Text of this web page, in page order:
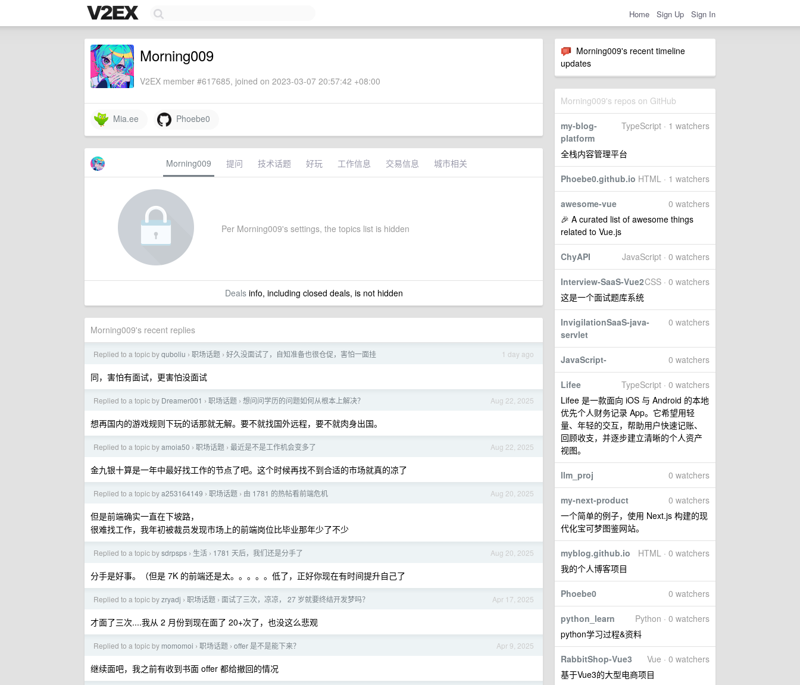
Home Sign Up Sign In
Morning009's recent timeline
updates
Morning009's repos on GitHub
TypeScript · 1 watchers
my-blog-
platform
全栈内容管理平台
HTML · 1 watchers
Phoebe0.github.io
0 watchers
awesome-vue
🎉 A curated list of awesome things
related to Vue.js
JavaScript · 0 watchers
ChyAPI
CSS · 0 watchers
Interview-SaaS-Vue2
这是一个面试题库系统
0 watchers
InvigilationSaaS-java-
servlet
0 watchers
JavaScript-
TypeScript · 0 watchers
Lifee
Lifee 是一款面向 iOS 与 Android 的本地
优先个人财务记录 App。它希望用轻
量、年轻的交互，帮助用户快速记账、
回顾收支，并逐步建立清晰的个人资产
视图。
0 watchers
llm_proj
0 watchers
my-next-product
一个简单的例子，使用 Next.js 构建的现
代化宝可梦图鉴网站。
HTML · 0 watchers
myblog.github.io
我的个人博客项目
0 watchers
Phoebe0
Python · 0 watchers
python_learn
python学习过程&资料
Vue · 0 watchers
RabbitShop-Vue3
基于Vue3的大型电商项目
Morning009
V2EX member #617685, joined on 2023-03-07 20:57:42 +08:00
Mia.ee Phoebe0
Morning009 提问 技术话题 好玩 工作信息 交易信息 城市相关
Per Morning009's settings, the topics list is hidden
Dealsinfo, including closed deals, is not hidden
Morning009's recent replies
1 day ago
Replied to a topic byquboliu › 职场话题 › 好久没面试了，自知准备也很仓促，害怕一面挂
同，害怕有面试，更害怕没面试
Aug 22, 2025
Replied to a topic by Dreamer001 › 职场话题 › 想问问学历的问题如何从根本上解决？
想再国内的游戏规则下玩的话那就无解。要不就找国外远程，要不就肉身出国。
Aug 22, 2025
Replied to a topic byamoia50 › 职场话题 › 最近是不是工作机会变多了
金九银十算是一年中最好找工作的节点了吧。这个时候再找不到合适的市场就真的凉了
Aug 20, 2025
Replied to a topic bya253164149 › 职场话题 › 由 1781 的热帖看前端危机
但是前端确实一直在下坡路，
很难找工作，我年初被裁员发现市场上的前端岗位比毕业那年少了不少
Aug 20, 2025
Replied to a topic bysdrpsps › 生活 › 1781 天后，我们还是分手了
分手是好事。（但是 7K 的前端还是太。。。。。低了，正好你现在有时间提升自己了
Apr 17, 2025
Replied to a topic byzryadj › 职场话题 › 面试了三次，凉凉， 27 岁就要终结开发梦吗？
才面了三次....我从 2 月份到现在面了 20+次了，也没这么悲观
Apr 9, 2025
Replied to a topic by momomoi › 职场话题 › offer 是不是能下来？
继续面吧，我之前有收到书面 offer 都给撤回的情况